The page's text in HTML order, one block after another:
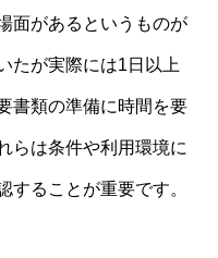
面があるというものが
たが実際には1日以上
書類の準備に時間を要
らは条件や利用環境に
することが重要です。